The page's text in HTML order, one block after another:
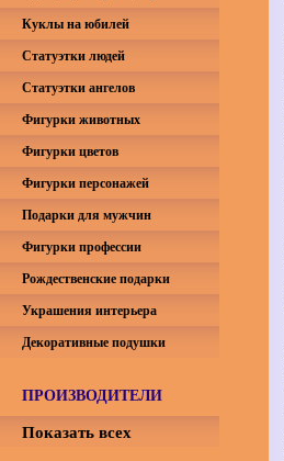
Куклы на юбилей
Статуэтки людей
Статуэтки ангелов
Фигурки животных
Фигурки цветов
Фигурки персонажей
Подарки для мужчин
Фигурки профессии
Рождественские подарки
Украшения интерьера
Декоративные подушки
ПРОИЗВОДИТЕЛИ
Показать всех